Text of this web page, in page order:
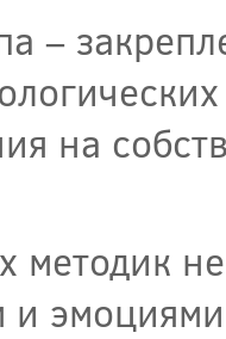
–
на
методик
и